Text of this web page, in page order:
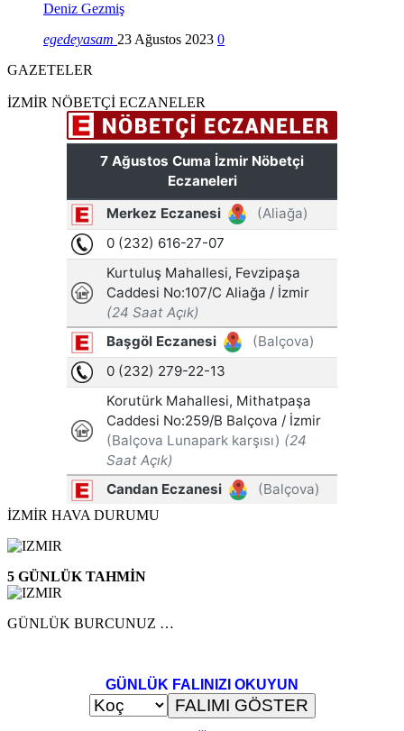
Deniz Gezmiş
egedeyasam 23 Ağustos 2023 0
GAZETELER
İZMİR NÖBETÇİ ECZANELER
İZMİR HAVA DURUMU
5 GÜNLÜK TAHMİN
GÜNLÜK BURCUNUZ …
GÜNLÜK FALINIZI OKUYUN
...